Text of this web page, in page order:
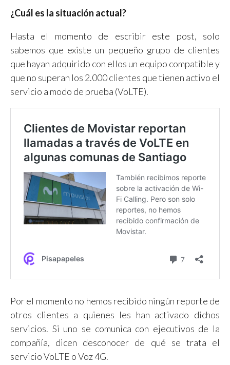
¿Cuál es la situación actual?
Hasta el momento de escribir este post, solo
sabemos que existe un pequeño grupo de clientes
que hayan adquirido con ellos un equipo compatible y
que no superan los 2.000 clientes que tienen activo el
servicio a modo de prueba (VoLTE).
Por el momento no hemos recibido ningún reporte de
otros clientes a quienes les han activado dichos
servicios. Si uno se comunica con ejecutivos de la
compañía, dicen desconocer de qué se trata el
servicio VoLTE o Voz 4G.